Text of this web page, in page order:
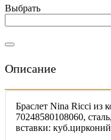
Выбрать
Описание
Браслет Nina Ricci из
70248580108060,
вставки: